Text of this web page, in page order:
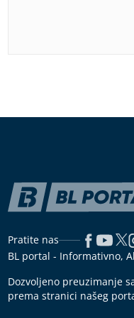
Pratite nas
BL portal - Informativno,
Dozvoljeno preuzimanje
prema stranici našeg